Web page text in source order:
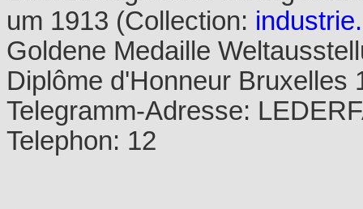
um 1913 (Collection:
Goldene Medaille
Diplôme d'Honneur Bruxelles
Telegramm-Adresse:
Telephon: 12